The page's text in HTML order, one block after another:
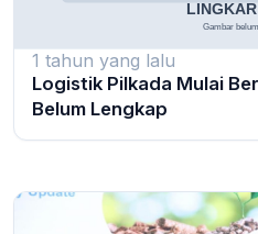
1 tahun yang lalu
Logistik Pilkada Mulai
Belum Lengkap